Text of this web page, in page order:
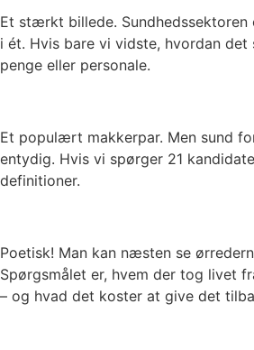
Et stærkt billede. Sundhedssektoren
i ét. Hvis bare vi vidste, hvordan det
penge eller personale.
Et populært makkerpar. Men sund
entydig. Hvis vi spørger 21
definitioner.
Poetisk! Man kan næsten se
Spørgsmålet er, hvem der tog livet
– og hvad det koster at give det